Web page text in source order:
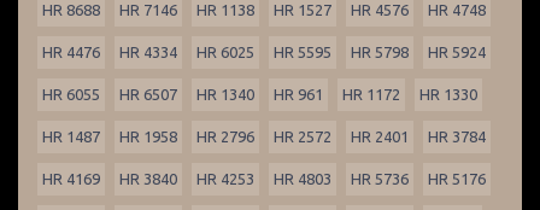
HR 8688 HR 7146 HR 1138 HR 1527 HR 4576 HR 4748
HR 4476 HR 4334 HR 6025 HR 5595 HR 5798 HR 5924
HR 6055 HR 6507 HR 1340 HR 961 HR 1172 HR 1330
HR 1487 HR 1958 HR 2796 HR 2572 HR 2401 HR 3784
HR 4169 HR 3840 HR 4253 HR 4803 HR 5736 HR 5176